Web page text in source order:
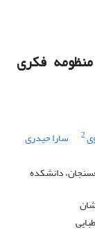
فکری
2 سارا حیدری
دانشکده